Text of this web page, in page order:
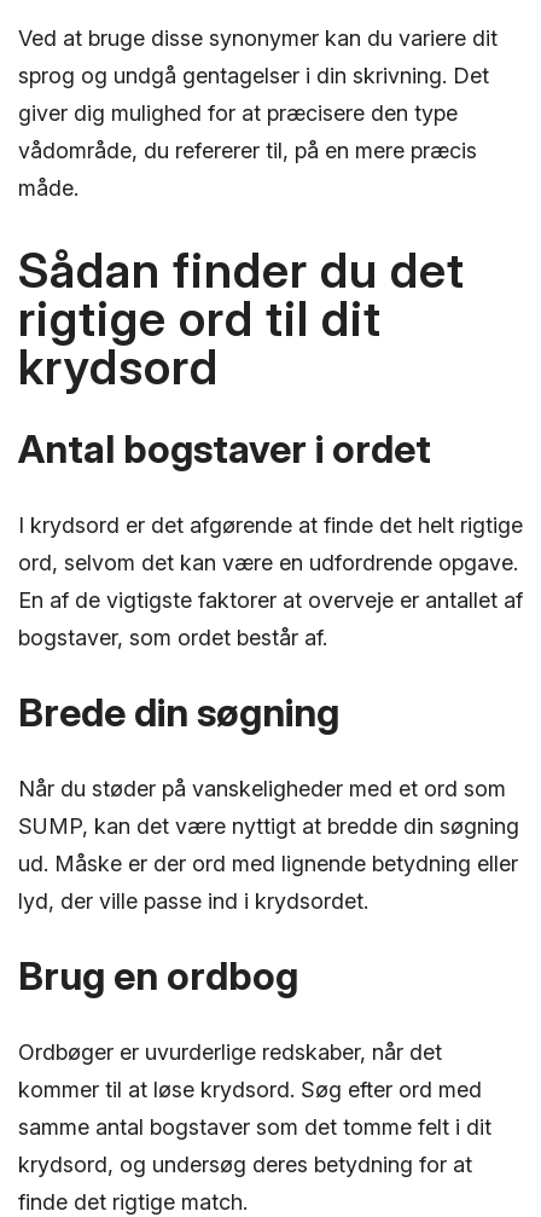
Ved at bruge disse synonymer kan du variere dit
sprog og undgå gentagelser i din skrivning. Det
giver dig mulighed for at præcisere den type
vådområde, du refererer til, på en mere præcis
måde.
Sådan finder du det
rigtige ord til dit
krydsord
Antal bogstaver i ordet
I krydsord er det afgørende at finde det helt rigtige
ord, selvom det kan være en udfordrende opgave.
En af de vigtigste faktorer at overveje er antallet af
bogstaver, som ordet består af.
Brede din søgning
Når du støder på vanskeligheder med et ord som
SUMP, kan det være nyttigt at bredde din søgning
ud. Måske er der ord med lignende betydning eller
lyd, der ville passe ind i krydsordet.
Brug en ordbog
Ordbøger er uvurderlige redskaber, når det
kommer til at løse krydsord. Søg efter ord med
samme antal bogstaver som det tomme felt i dit
krydsord, og undersøg deres betydning for at
finde det rigtige match.